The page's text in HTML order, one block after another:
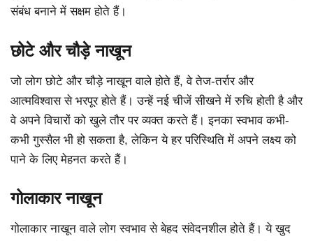
संबंध बनाने में सक्षम होते हैं।
छोटे और चौड़े नाखून
जो लोग छोटे और चौड़े नाखून वाले होते हैं, वे तेज-तर्रार और
आत्मविश्वास से भरपूर होते हैं। उन्हें नई चीजें सीखने में रुचि होती है और
वे अपने विचारों को खुले तौर पर व्यक्त करते हैं। इनका स्वभाव कभी-
कभी गुस्सैल भी हो सकता है, लेकिन ये हर परिस्थिति में अपने लक्ष्य को
पाने के लिए मेहनत करते हैं।
गोलाकार नाखून
गोलाकार नाखून वाले लोग स्वभाव से बेहद संवेदनशील होते हैं। ये खुद